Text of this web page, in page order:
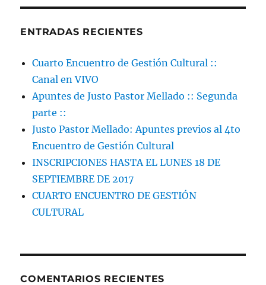
cultura?
ENTRADAS RECIENTES
Cuarto Encuentro de Gestión Cultural ::
Canal en VIVO
Apuntes de Justo Pastor Mellado :: Segunda
parte ::
Justo Pastor Mellado: Apuntes previos al 4to
Encuentro de Gestión Cultural
INSCRIPCIONES HASTA EL LUNES 18 DE
SEPTIEMBRE DE 2017
CUARTO ENCUENTRO DE GESTIÓN
CULTURAL
COMENTARIOS RECIENTES